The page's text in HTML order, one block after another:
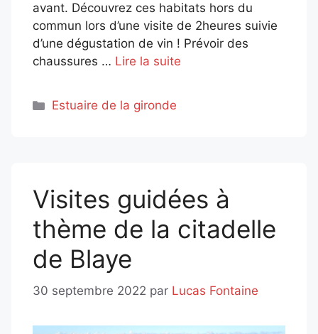
avant. Découvrez ces habitats hors du
commun lors d’une visite de 2heures suivie
d’une dégustation de vin ! Prévoir des
chaussures … Lire la suite
Catégories
Estuaire de la gironde
Visites guidées à
thème de la citadelle
de Blaye
30 septembre 2022 par Lucas Fontaine